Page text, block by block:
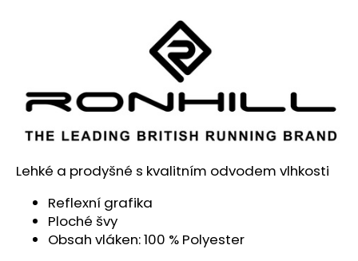
Lehké a prodyšné s kvalitním odvodem vlhkosti
Reflexní grafika
Ploché švy
Obsah vláken: 100 % Polyester